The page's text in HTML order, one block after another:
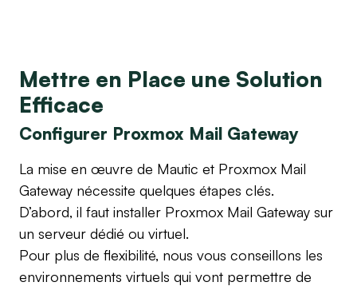
Mettre en Place une Solution
Efficace
Configurer Proxmox Mail Gateway
La mise en œuvre de Mautic et Proxmox Mail
Gateway nécessite quelques étapes clés.
D’abord, il faut installer Proxmox Mail Gateway sur
un serveur dédié ou virtuel.
Pour plus de flexibilité, nous vous conseillons les
environnements virtuels qui vont permettre de